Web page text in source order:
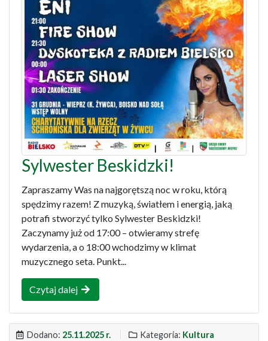
Sylwester Beskidzki!
Zapraszamy Was na najgorętszą noc w roku, którą
spędzimy razem! Z muzyką, światłem i energią, jaką
potrafi stworzyć tylko Sylwester Beskidzki!
Zaczynamy już od 17:00 – otwieramy strefę
wydarzenia, a o 18:00 wchodzimy w klimat
muzycznego seta. Punkt...
Czytaj dalej
Dodano: 25.11.2025 r. Kategoria: Kultura